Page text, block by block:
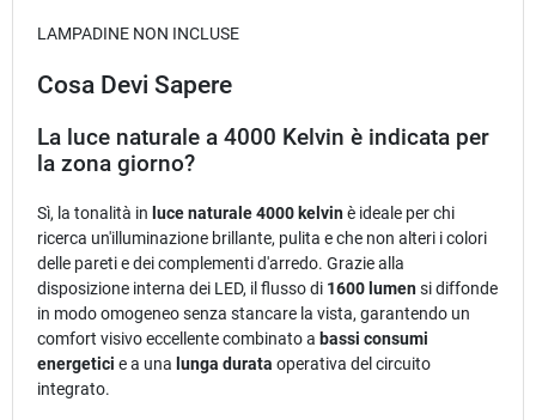
LAMPADINE NON INCLUSE
Cosa Devi Sapere
La luce naturale a 4000 Kelvin è indicata per
la zona giorno?
Sì, la tonalità in luce naturale 4000 kelvinè ideale per chi
ricerca un'illuminazione brillante, pulita e che non alteri i colori
delle pareti e dei complementi d'arredo. Grazie alla
disposizione interna dei LED, il flusso di 1600 lumensi diffonde
in modo omogeneo senza stancare la vista, garantendo un
comfort visivo eccellente combinato a bassi consumi
energetici e a una lunga durata operativa del circuito
integrato.